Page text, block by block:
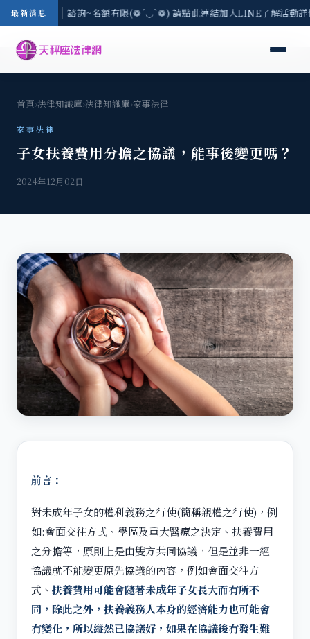
最新消息
現場免費法律諮詢~名額有限(❁´◡`❁) 請點此連結加入LINE了解活動
首頁›法律知識庫›法律知識庫›家事法律
家事法律
子女扶養費用分擔之協議，能事後變更嗎？
2024年12月02日
前言：
對未成年子女的權利義務之行使(簡稱親權之行使)，例
如:會面交往方式、學區及重大醫療之決定、扶養費用
之分擔等，原則上是由雙方共同協議，但是並非一經
協議就不能變更原先協議的內容，例如會面交往方
式、 扶養費用可能會隨著未成年子女長大而有所不
同，除此之外，扶養義務人本身的經濟能力也可能會
有變化，所以縱然已協議好，如果在協議後有發生難